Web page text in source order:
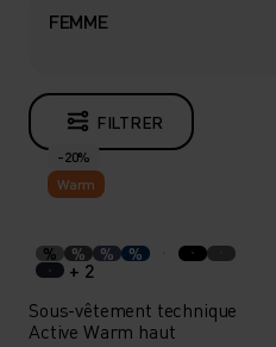
FEMME
FILTRER
-20%
Warm
% % % %
+ 2
Sous-vêtement technique
Active Warm haut